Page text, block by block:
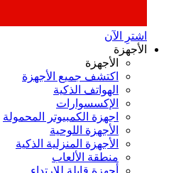
الأجهزة
اكتشف جميع الأجهزة
الهواتف الذكية
الإكسسوارات
اجهزة الكمبيوتر المحمولة
الأجهزة اللوحية
الأجهزة المنزلية الذكية
منطقة الألعاب
أجهزة قابلة للارتداء